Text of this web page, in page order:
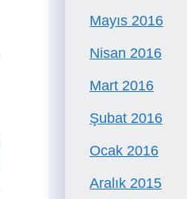
Mayıs 2016
Nisan 2016
Mart 2016
Şubat 2016
Ocak 2016
Aralık 2015